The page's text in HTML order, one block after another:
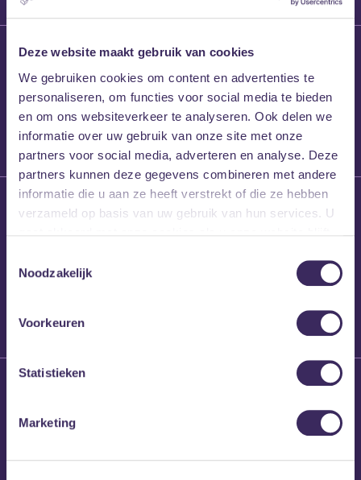
Deze website maakt gebruik van cookies
We gebruiken cookies om content en advertenties te
personaliseren, om functies voor social media te bieden
en om ons websiteverkeer te analyseren. Ook delen we
informatie over uw gebruik van onze site met onze
partners voor social media, adverteren en analyse. Deze
partners kunnen deze gegevens combineren met andere
informatie die u aan ze heeft verstrekt of die ze hebben
verzameld op basis van uw gebruik van hun services. U
Noodzakelijk
Voorkeuren
Statistieken
Marketing
27 maart 2026
Willem’s Blog:
Frans Kalf
26 maart 2026
Willem’s Blog: High
Brennt Vanneste